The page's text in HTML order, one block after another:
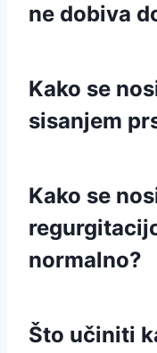
ne dobiva
Kako se
sisanjem
Kako se
normalno?
Što učiniti